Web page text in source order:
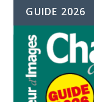
GUIDE 2026